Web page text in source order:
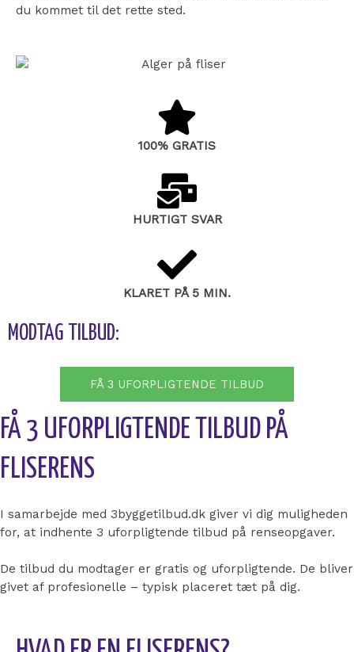
du kommet til det rette sted.
FÅ 3 UFORPLIGTENDE TILBUD PÅ
FLISERENS
I samarbejde med 3byggetilbud.dk giver vi dig muligheden
for, at indhente 3 uforpligtende tilbud på renseopgaver.
De tilbud du modtager er gratis og uforpligtende. De bliver
givet af profesionelle – typisk placeret tæt på dig.
100% GRATIS
HURTIGT SVAR
KLARET PÅ 5 MIN.
MODTAG TILBUD:
FÅ 3 UFORPLIGTENDE TILBUD